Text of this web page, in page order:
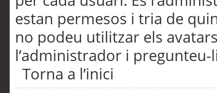
estan permesos i tria de
no podeu utilitzar els
l’administrador i pregunteu-
Torna a l’inici